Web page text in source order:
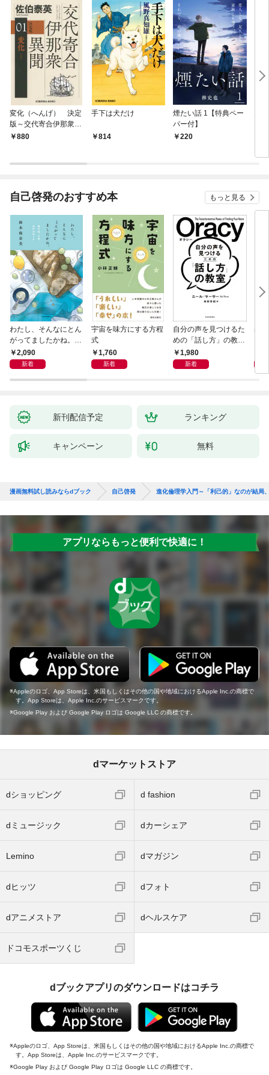
変化（へんげ） 決定
版～交代寄合伊那衆異
聞（1）～
880
手下は犬だけ
814
煙たい話 1【特典ペー
パー付】
220
自己啓発のおすすめ本 もっと見る
わたし、そんなにとん
がってましたかね。
獅子座、Ａ型、丙午は
めぐる
2,090
新着
宇宙を味方にする方程
式
1,760
新着
自分の声を見つけるた
めの「話し方」の教
室 Ｏｒａｃｙ（オラ
シー）
1,980
新着
基
新刊配信予定 ランキング
キャンペーン 無料
漫画無料試し読みならdブック 自己啓発 進化倫理学入門～「利己的」なのが結局
アプリならもっと便利で快適に！
Appleのロゴ、App Storeは、米国もしくはその他の国や地域におけるApple Inc.の商標で
す。App Storeは、Apple Inc.のサービスマークです。
Google Play および Google Play ロゴは Google LLC の商標です。
dマーケットストア
dショッピング d fashion
dミュージック dカーシェア
Lemino dマガジン
dヒッツ dフォト
dアニメストア dヘルスケア
ドコモスポーツくじ
dブックアプリのダウンロードはコチラ
Appleのロゴ、App Storeは、米国もしくはその他の国や地域におけるApple Inc.の商標で
す。App Storeは、Apple Inc.のサービスマークです。
Google Play および Google Play ロゴは Google LLC の商標です。